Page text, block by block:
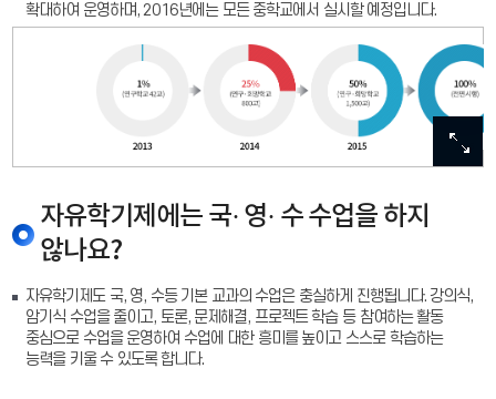
확대하여 운영하며, 2016년에는 모든 중학교에서 실시할 예정입니다.
이
확
이
확
이
확
이
확
이
확
자유학기제에는 국· 영· 수 수업을 하지
않나요?
자유학기제도 국, 영, 수등 기본 교과의 수업은 충실하게 진행됩니다. 강의식,
암기식 수업을 줄이고, 토론, 문제해결, 프로젝트 학습 등 참여하는 활동
중심으로 수업을 운영하여 수업에 대한 흥미를 높이고 스스로 학습하는
능력을 키울 수 있도록 합니다.